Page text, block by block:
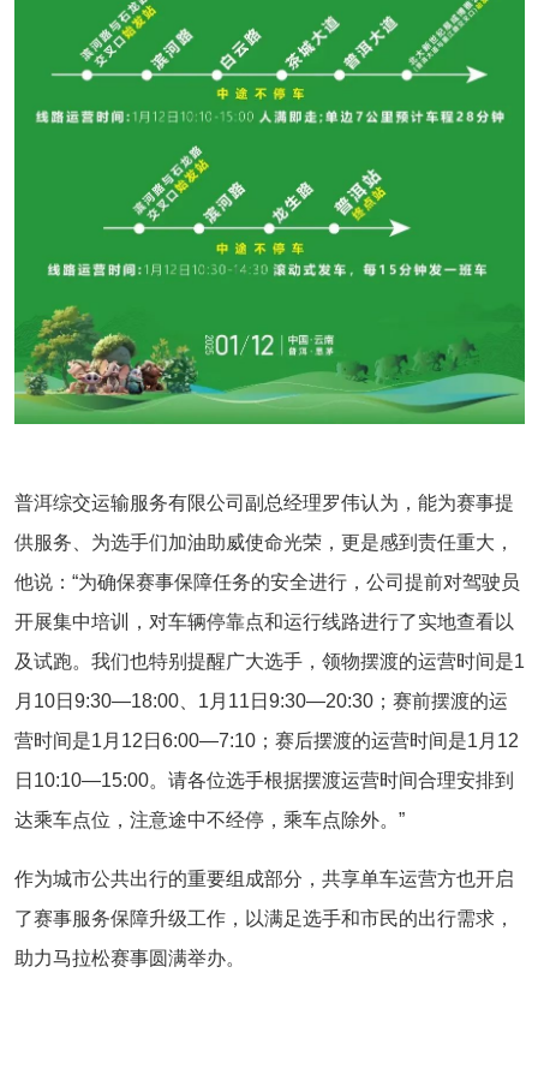
普洱综交运输服务有限公司副总经理罗伟认为，能为赛事提
供服务、为选手们加油助威使命光荣，更是感到责任重大，
他说：“为确保赛事保障任务的安全进行，公司提前对驾驶员
开展集中培训，对车辆停靠点和运行线路进行了实地查看以
及试跑。我们也特别提醒广大选手，领物摆渡的运营时间是1
月10日9:30—18:00、1月11日9:30—20:30；赛前摆渡的运
营时间是1月12日6:00—7:10；赛后摆渡的运营时间是1月12
日10:10—15:00。请各位选手根据摆渡运营时间合理安排到
达乘车点位，注意途中不经停，乘车点除外。”
作为城市公共出行的重要组成部分，共享单车运营方也开启
了赛事服务保障升级工作，以满足选手和市民的出行需求，
助力马拉松赛事圆满举办。